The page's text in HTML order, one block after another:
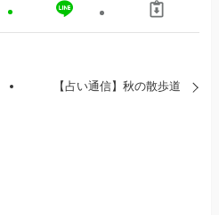
【占い通信】秋の散歩道